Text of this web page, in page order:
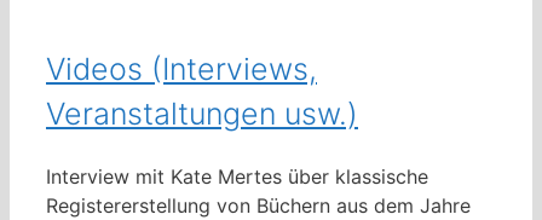
Videos (Interviews,
Veranstaltungen usw.)
Interview mit Kate Mertes über klassische
Registererstellung von Büchern aus dem Jahre